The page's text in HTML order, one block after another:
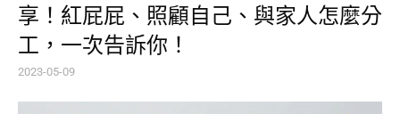
享！紅屁屁、照顧自己、與家人怎麼分
工，一次告訴你！
2023-05-09